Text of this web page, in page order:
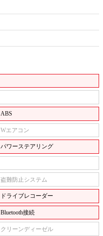
ABS
Wエアコン
パワーステアリング
盗難防止システム
ドライブレコーダー
Bluetooth接続
クリーンディーゼル